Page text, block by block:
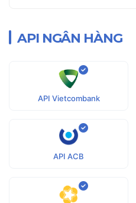
API NGÂN HÀNG
API Vietcombank
API ACB